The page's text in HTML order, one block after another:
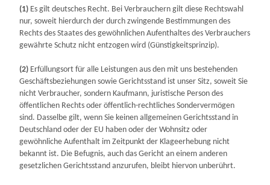
(1) Es gilt deutsches Recht. Bei Verbrauchern gilt diese Rechtswahl
nur, soweit hierdurch der durch zwingende Bestimmungen des
Rechts des Staates des gewöhnlichen Aufenthaltes des Verbrauchers
gewährte Schutz nicht entzogen wird (Günstigkeitsprinzip).
(2) Erfüllungsort für alle Leistungen aus den mit uns bestehenden
Geschäftsbeziehungen sowie Gerichtsstand ist unser Sitz, soweit Sie
nicht Verbraucher, sondern Kaufmann, juristische Person des
öffentlichen Rechts oder öffentlich-rechtliches Sondervermögen
sind. Dasselbe gilt, wenn Sie keinen allgemeinen Gerichtsstand in
Deutschland oder der EU haben oder der Wohnsitz oder
gewöhnliche Aufenthalt im Zeitpunkt der Klageerhebung nicht
bekannt ist. Die Befugnis, auch das Gericht an einem anderen
gesetzlichen Gerichtsstand anzurufen, bleibt hiervon unberührt.